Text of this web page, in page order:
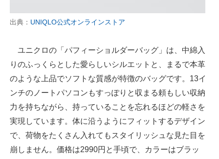
出典： UNIQLO公式オンラインストア
ユニクロの「パフィーショルダーバッグ」は、中綿入
りのふっくらとした愛らしいシルエットと、まるで本革
のような上品でソフトな質感が特徴のバッグです。13イ
ンチのノートパソコンもすっぽりと収まる頼もしい収納
力を持ちながら、持っていることを忘れるほどの軽さを
実現しています。体に沿うようにフィットするデザイン
で、荷物をたくさん入れてもスタイリッシュな見た目を
崩しません。価格は2990円と手頃で、カラーはブラッ